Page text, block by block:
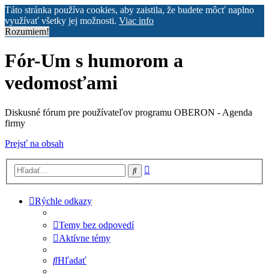
Táto stránka používa cookies, aby zaistila, že budete môcť naplno
využívať všetky jej možnosti. Viac info
Rozumiem!
Fór-Um s humorom a
vedomosťami
Diskusné fórum pre používateľov programu OBERON - Agenda
firmy
Prejsť na obsah
Hľadať
Rýchle odkazy
Temy bez odpovedí
Aktívne témy
Hľadať